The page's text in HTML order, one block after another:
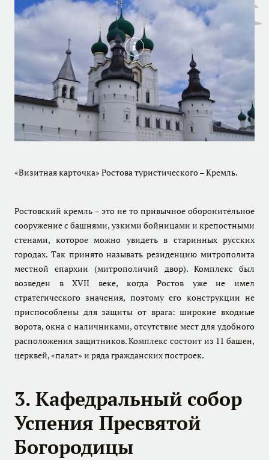
«Визитная карточка» Ростова туристического – Кремль.
Ростовский кремль – это не то привычное оборонительное
сооружение с башнями, узкими бойницами и крепостными
стенами, которое можно увидеть в старинных русских
городах. Так принято называть резиденцию митрополита
местной епархии (митрополичий двор). Комплекс был
возведен в XVII веке, когда Ростов уже не имел
стратегического значения, поэтому его конструкции не
приспособлены для защиты от врага: широкие входные
ворота, окна с наличниками, отсутствие мест для удобного
расположения защитников. Комплекс состоит из 11 башен,
церквей, «палат» и ряда гражданских построек.
3. Кафедральный собор
Успения Пресвятой
Богородицы